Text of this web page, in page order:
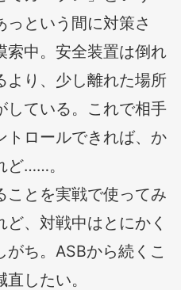
っという間に対策さ
索中。安全装置は倒れ
より、少し離れた場所
している。これで相手
トロールできれば、か
ど……。
ことを実戦で使ってみ
、対戦中はとにかく
ち。ASBから続くこ
したい。